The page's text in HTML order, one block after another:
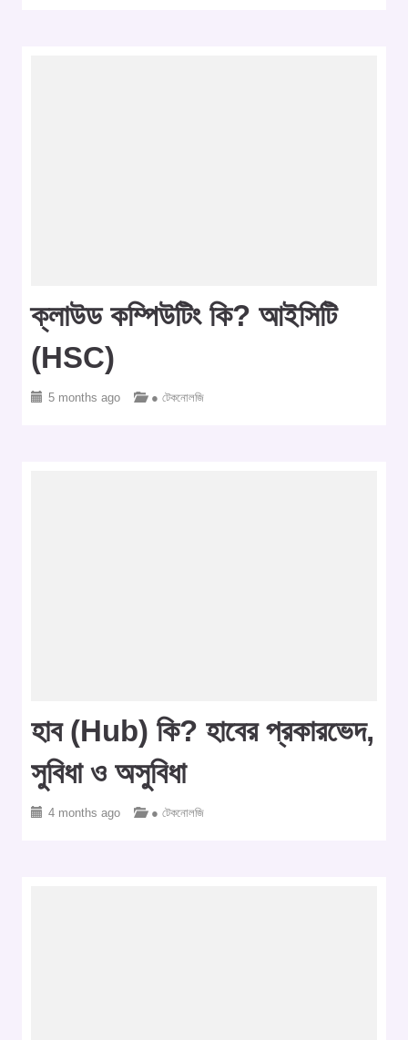
ক্লাউড কম্পিউটিং কি? আইসিটি
(HSC)
5 months ago ● টেকনোলজি
হাব (Hub) কি? হাবের প্রকারভেদ,
সুবিধা ও অসুবিধা
4 months ago ● টেকনোলজি